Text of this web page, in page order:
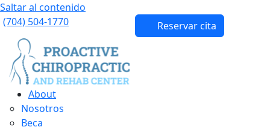
Saltar al contenido
(704) 504-1770
Reservar cita
About
Nosotros
Beca